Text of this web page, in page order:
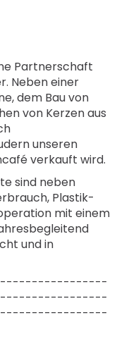
Partnerschaft
Neben einer
dem Bau von
von Kerzen aus
unseren
verkauft wird.
sind neben
Plastik-
mit einem
und in